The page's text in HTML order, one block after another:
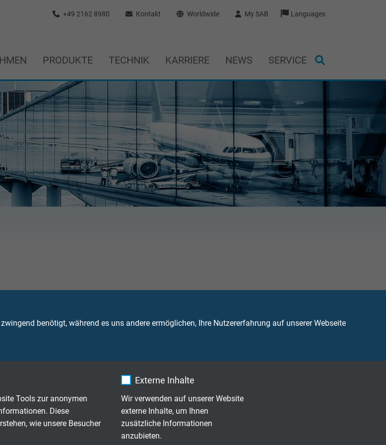
benötigt, während es uns andere ermöglichen, Ihre Nutzererfahrung auf unserer Webseite
Tools zur anonymen
Diese
wie unsere Besucher
Externe Inhalte
Wir verwenden auf unserer Website
externe Inhalte, um Ihnen
zusätzliche Informationen
anzubieten.
+49 2162 8980 Kontakt Worldwide My SAB Languages
PRODUKTE TECHNIK KARRIERE NEWS SERVICE
Bereichen eingesetzt. Sie dienen der Versorgung und Steuerung der Motoren von
Follow-Me Fahrzeugen, Flugzeugschleppern und Hochhubbühnen bzw. Frachtbühnen.
bis sehr hohe Standzeiten.